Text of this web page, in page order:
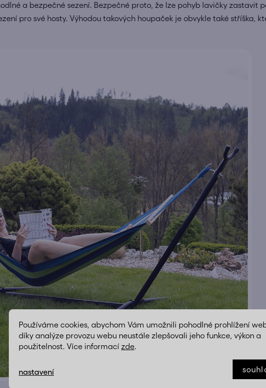
Používáme cookies, abychom Vám umožnili pohodlné prohlížení
díky analýze provozu webu neustále zlepšovali jeho funkce, výkon a
použitelnost. Více informací zde.
nastavení
a bezpečné sezení. Bezpečné proto, že lze pohyb lavičky zastavit
pro své hosty. Výhodou takových houpaček je obvykle také stříška,